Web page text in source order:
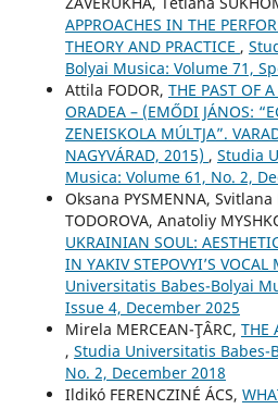
APPROACHES IN THE
THEORY AND PRACTICE ,
Bolyai Musica: Volume 71,
Attila FODOR, THE PAST OF
ORADEA – (EMŐDI JÁNOS:
ZENEISKOLA MÚLTJA”.
NAGYVÁRAD, 2015) , Studia
Musica: Volume 61, No. 2,
Oksana PYSMENNA,
TODOROVA, Anatoliy
UKRAINIAN SOUL:
IN YAKIV STEPOVYI’S VOCAL
Universitatis Babes-Bolyai
Issue 4, December 2025
Mirela MERCEAN-ŢÂRC, THE
, Studia Universitatis Babes-
No. 2, December 2018
Ildikó FERENCZINÉ ÁCS,